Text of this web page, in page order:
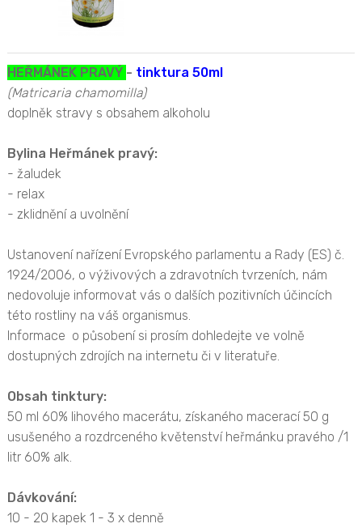
HEŘMÁNEK PRAVÝ - tinktura 50ml
(Matricaria chamomilla)
doplněk stravy s obsahem alkoholu
Bylina Heřmánek pravý:
- žaludek
- relax
- zklidnění a uvolnění
Ustanovení nařízení Evropského parlamentu a Rady (ES) č.
1924/2006, o výživových a zdravotních tvrzeních, nám
nedovoluje informovat vás o dalších pozitivních účincích
této rostliny na váš organismus.
Informace o působení si prosím dohledejte ve volně
dostupných zdrojích na internetu či v literatuře.
Obsah tinktury:
50 ml 60% lihového macerátu, získaného macerací 50 g
usušeného a rozdrceného květenství heřmánku pravého /1
litr 60% alk.
Dávkování:
10 - 20 kapek 1 - 3 x denně